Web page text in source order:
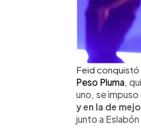
Feid conquistó
Peso Pluma ,
uno, se
y en la de
junto a Eslabón